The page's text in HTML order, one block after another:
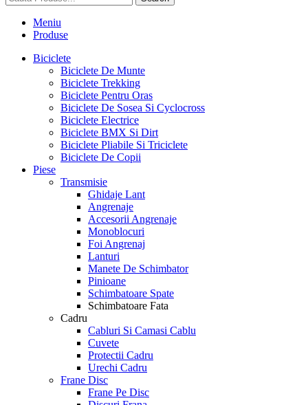
Meniu
Produse
Biciclete
Biciclete De Munte
Biciclete Trekking
Biciclete Pentru Oras
Biciclete De Sosea Si Cyclocross
Biciclete Electrice
Biciclete BMX Si Dirt
Biciclete Pliabile Si Triciclete
Biciclete De Copii
Piese
Transmisie
Ghidaje Lant
Angrenaje
Accesorii Angrenaje
Monoblocuri
Foi Angrenaj
Lanturi
Manete De Schimbator
Pinioane
Schimbatoare Spate
Schimbatoare Fata
Cadru
Cabluri Si Camasi Cablu
Cuvete
Protectii Cadru
Urechi Cadru
Frane Disc
Frane Pe Disc